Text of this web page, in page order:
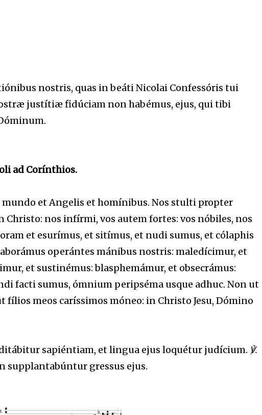
nostris, quas in beáti Nicolai Confessóris tui
justítiæ fidúciam non habémus, ejus, qui tibi
ad Corínthios.
et Angelis et homínibus. Nos stulti propter
nos infírmi, vos autem fortes: vos nóbiles, nos
et esurímus, et sitímus, et nudi sumus, et cólaphis
operántes mánibus nostris: maledícimur, et
et sustinémus: blasphemámur, et obsecrámus:
facti sumus, ómnium peripséma usque adhuc. Non ut
fílios meos caríssimos móneo: in Christo Jesu, Dómino
sapiéntiam, et lingua ejus loquétur judícium. ℣.
supplantabúntur gressus ejus.